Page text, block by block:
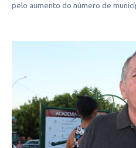
pelo aumento do número de